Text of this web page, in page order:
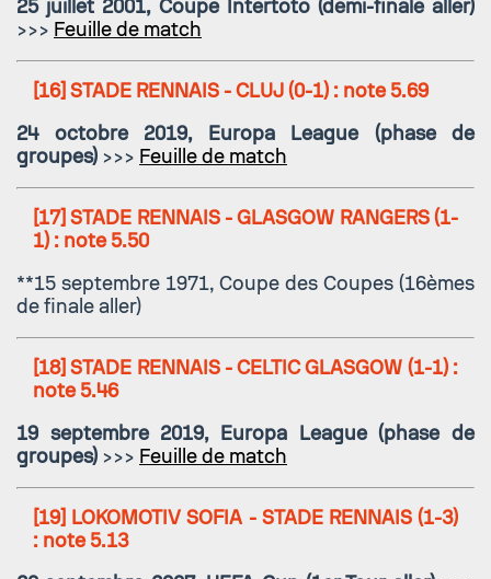
25 juillet 2001, Coupe Intertoto (demi-finale aller)
>>> Feuille de match
[16] STADE RENNAIS - CLUJ(0-1) : note 5.69
24 octobre 2019, Europa League (phase de
groupes) >>> Feuille de match
[17]STADE RENNAIS - GLASGOW RANGERS(1-
1) : note 5.50
**15 septembre 1971, Coupe des Coupes (16èmes
de finale aller)
[18]STADE RENNAIS - CELTIC GLASGOW (1-1) :
note 5.46
19 septembre 2019, Europa League (phase de
groupes) >>> Feuille de match
[19] LOKOMOTIV SOFIA - STADE RENNAIS(1-3)
: note 5.13